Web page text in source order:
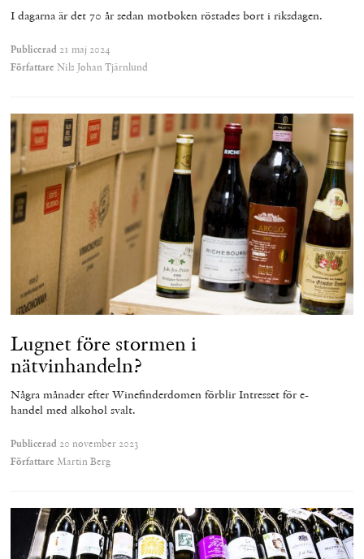
I dagarna är det 70 år sedan motboken röstades bort i riksdagen.
Publicerad 21 maj 2024
Författare Nils Johan Tjärnlund
Lugnet före stormen i
nätvinhandeln?
Några månader efter Winefinderdomen förblir Intresset för e-
handel med alkohol svalt.
Publicerad 20 november 2023
Författare Martin Berg